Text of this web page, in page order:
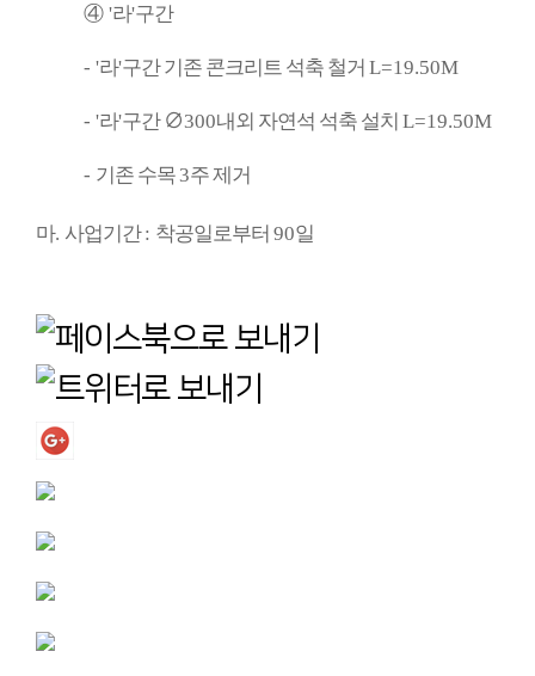
④ '라'구간
- '라'구간 기존 콘크리트 석축 철거 L=19.50M
- '라'구간 ∅300내외 자연석 석축 설치 L=19.50M
- 기존 수목3주 제거
마. 사업기간: 착공일로부터 90일